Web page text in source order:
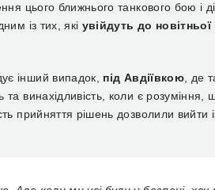
цього ближнього танкового бою і
із тих, які увійдуть до
інший випадок, під Авдіївкою, де
та винахідливість, коли є
прийняття рішень дозволили